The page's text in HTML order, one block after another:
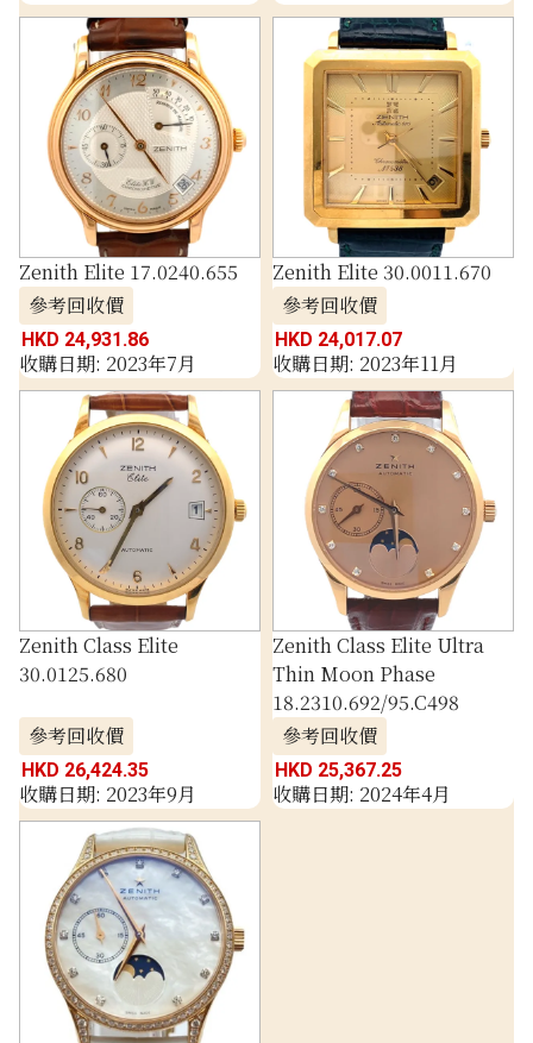
Zenith Elite 17.0240.655
參考回收價
HKD 24,931.86
收購日期: 2023年7月
Zenith Elite 30.0011.670
參考回收價
HKD 24,017.07
收購日期: 2023年11月
Zenith Class Elite
30.0125.680
參考回收價
HKD 26,424.35
收購日期: 2023年9月
Zenith Class Elite Ultra
Thin Moon Phase
18.2310.692/95.C498
參考回收價
HKD 25,367.25
收購日期: 2024年4月